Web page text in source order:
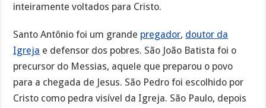
inteiramente voltados para Cristo.
Santo Antônio foi um grande pregador, doutor da
Igreja e defensor dos pobres. São João Batista foi o
precursor do Messias, aquele que preparou o povo
para a chegada de Jesus. São Pedro foi escolhido por
Cristo como pedra visível da Igreja. São Paulo, depois